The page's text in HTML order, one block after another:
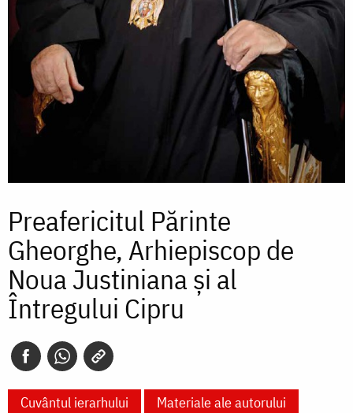
Preafericitul Părinte
Gheorghe, Arhiepiscop de
Noua Justiniana și al
Întregului Cipru
Cuvântul ierarhului
Materiale ale autorului